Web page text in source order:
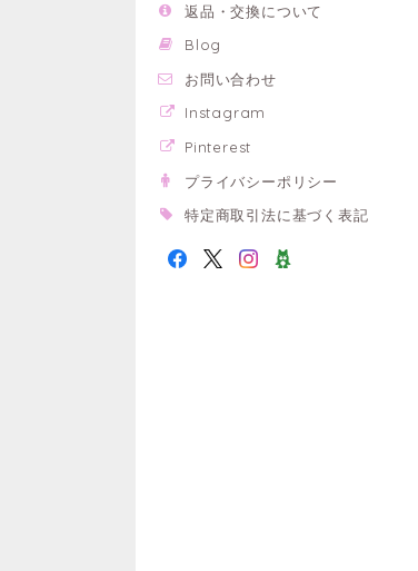
返品・交換について
Blog
お問い合わせ
Instagram
Pinterest
プライバシーポリシー
特定商取引法に基づく表記